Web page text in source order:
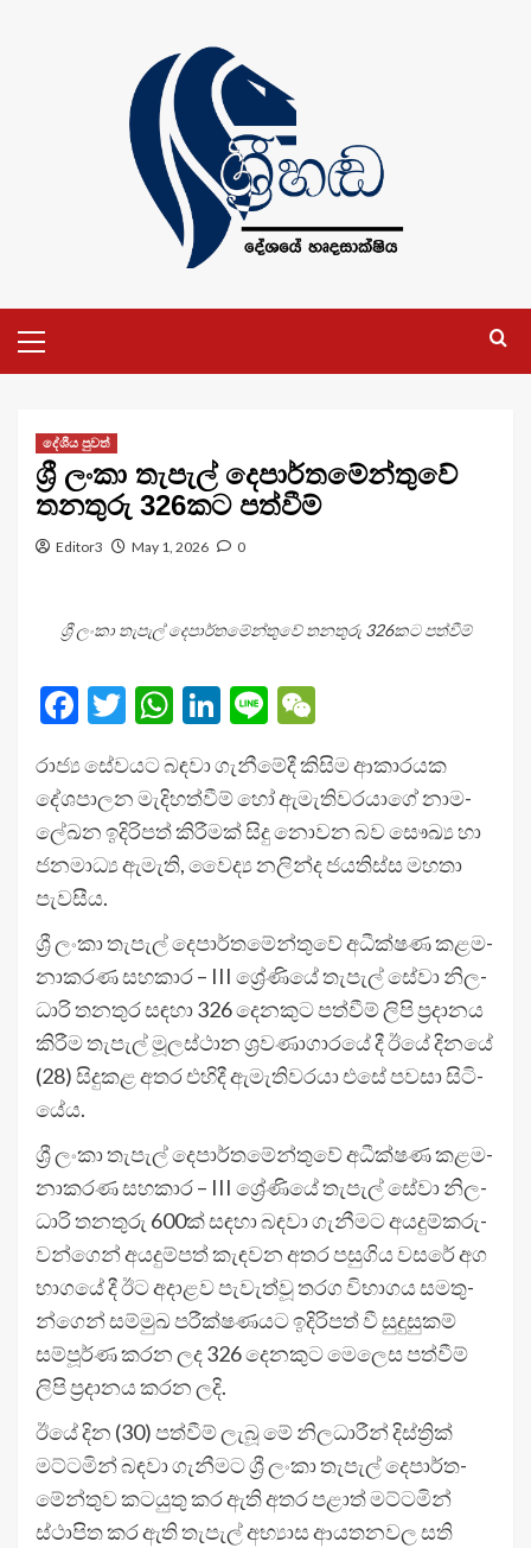
Menu
දේශීය පුවත්
ශ්‍රී ලංකා තැපැල් දෙපා­ර්ත­මේ­න්තුවේ
තන­තුරු 326කට පත්වීම්
Editor3 May 1, 2026 0
ශ්‍රී ලංකා තැපැල් දෙපා­ර්ත­මේ­න්තුවේ තන­තුරු 326කට පත්වීම්
Facebook
Twitter
WhatsApp
LinkedIn
Line
රාජ්‍ය සේව­යට බඳවා ගැනී­මේදී කිසිම ආකා­ර­යක
දේශ­පා­ලන මැදි­හ­ත්වීම් හෝ ඇමැ­ති­ව­ර­යාගේ නාම­
ලේ­ඛන ඉදි­රි­පත් කිරී­මක් සිදු නොවන බව සෞඛ්‍ය හා
ජන­මාධ්‍ය ඇමැති, වෛද්‍ය නලින්ද ජය­තිස්ස මහතා
පැව­සීය.
ශ්‍රී ලංකා තැපැල් දෙපා­ර්ත­මේ­න්තුවේ අධී­ක්ෂණ කළ­ම­
නා­ක­රණ සහ­කාර – III ශ්‍රේණියේ තැපැල් සේවා නිල­
ධාරි තන­තුර සඳහා 326 දෙන­කුට පත්වීම් ලිපි ප්‍රදා­නය
කිරීම තැපැල් මූල­ස්ථාන ශ්‍රව­ණා­ගා­රයේ දී ඊයේ දිනයේ
(28) සිදු­කළ අතර එහිදී ඇමැ­ති­ව­රයා එසේ පවසා සිටි­
යේය.
ශ්‍රී ලංකා තැපැල් දෙපා­ර්ත­මේ­න්තුවේ අධී­ක්ෂණ කළ­ම­
නා­ක­රණ සහ­කාර – III ශ්‍රේණියේ තැපැල් සේවා නිල­
ධාරි තන­තුරු 600ක් සඳහා බඳවා ගැනී­මට අය­දු­ම්ක­රු­
ව­න්ගෙන් අය­දු­ම්පත් කැඳ­වන අතර පසු­ගිය වසරේ අග
භාගයේ දී ඊට අදා­ළව පැවැත්වූ තරග විභා­ගය සම­තු­
න්ගෙන් සම්මුඛ පරී­ක්ෂ­ණ­යට ඉදි­රි­පත් වී සුදු­සු­කම්
සම්පූර්ණ කරන ලද 326 දෙන­කුට මෙලෙස පත්වීම්
ලිපි ප්‍රදා­නය කරන ලදි.
ඊයේ දින (30) පත්වීම් ලැබූ මේ නිල­ධා­රීන් දිස්ත්‍රික්
මට්ට­මින් බඳවා ගැනී­මට ශ්‍රී ලංකා තැපැල් දෙපා­ර්ත­
මේ­න්තුව කට­යුතු කර ඇති අතර පළාත් මට්ට­මින්
ස්ථාපිත කර ඇති තැපැල් අභ්‍යාස ආය­ත­න­වල සති